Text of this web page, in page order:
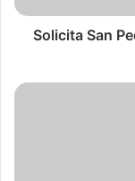
Solicita San